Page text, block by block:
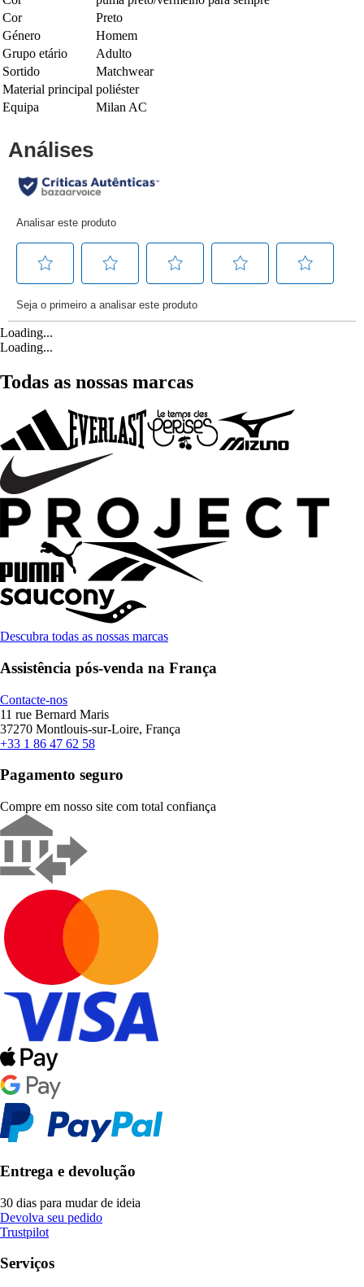
Cor
Preto
Género
Homem
Grupo etário
Adulto
Sortido
Matchwear
Material principal poliéster
Equipa
Milan AC
Loading...
Loading...
Todas as nossas marcas
Descubra todas as nossas marcas
Assistência pós-venda na França
Contacte-nos
11 rue Bernard Maris
37270 Montlouis-sur-Loire, França
+33 1 86 47 62 58
Pagamento seguro
Compre em nosso site com total confiança
Entrega e devolução
30 dias para mudar de ideia
Devolva seu pedido
Trustpilot
Serviços